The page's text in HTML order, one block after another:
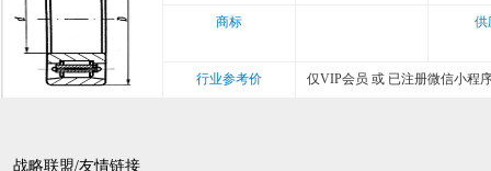
商标
供
行业参考价 仅VIP会员 或 已注册微信小程
战略联盟/友情链接